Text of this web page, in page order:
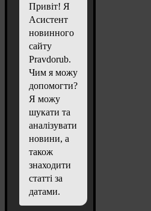
Привіт! Я
Асистент
новинного
сайту
Pravdorub.
Чим я можу
допомогти?
Я можу
шукати та
аналізувати
новини, а
також
знаходити
статті за
датами.